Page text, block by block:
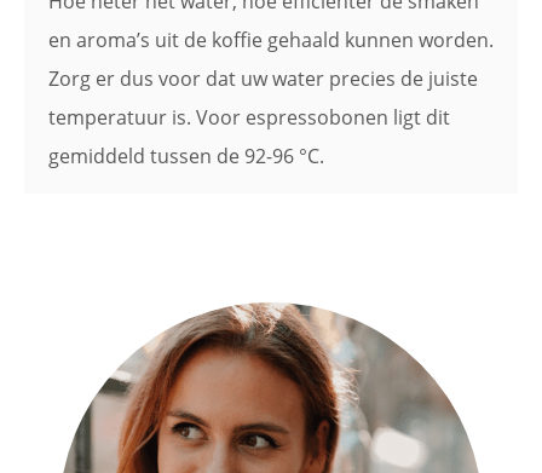
en aroma’s uit de koffie gehaald kunnen worden.
Zorg er dus voor dat uw water precies de juiste
temperatuur is. Voor espressobonen ligt dit
gemiddeld tussen de 92-96 °C.